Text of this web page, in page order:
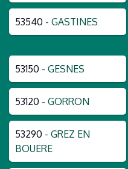
53540 - GASTINES
53150 - GESNES
53120 - GORRON
53290 - GREZ EN
BOUERE